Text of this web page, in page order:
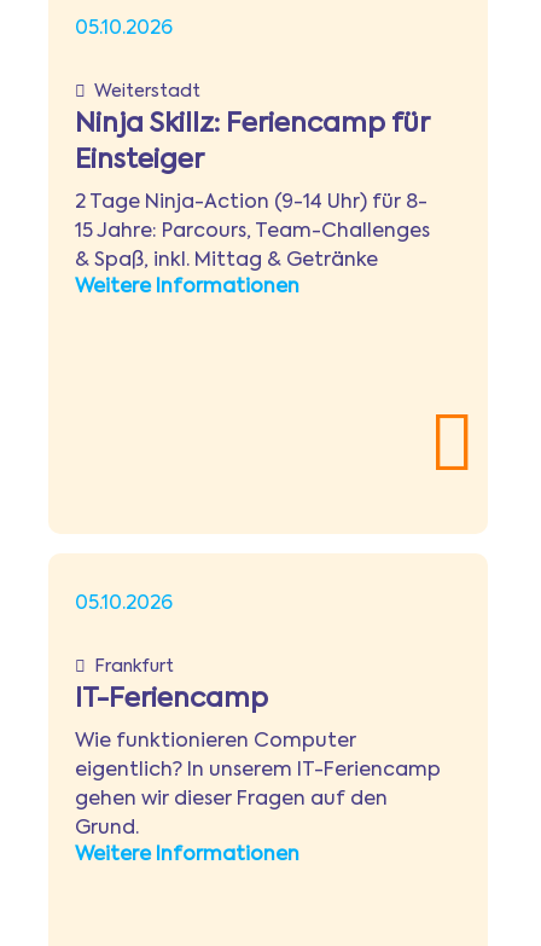
FAQ
05.10.2026
Weiterstadt
Ninja Skillz: Feriencamp für
Einsteiger
2 Tage Ninja-Action (9-14 Uhr) für 8-
15 Jahre: Parcours, Team-Challenges
& Spaß, inkl. Mittag & Getränke
Weitere Informationen
05.10.2026
Frankfurt
IT-Feriencamp
Wie funktionieren Computer
eigentlich? In unserem IT-Feriencamp
gehen wir dieser Fragen auf den
Grund.
Weitere Informationen